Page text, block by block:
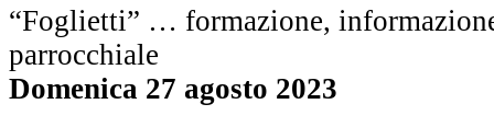
“Foglietti” … formazione,
parrocchiale
Domenica 27 agosto 2023